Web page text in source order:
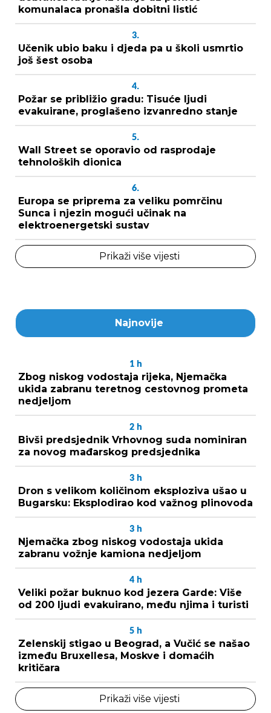
komunalaca pronašla dobitni listić
3.
Učenik ubio baku i djeda pa u školi usmrtio
još šest osoba
4.
Požar se približio gradu: Tisuće ljudi
evakuirane, proglašeno izvanredno stanje
5.
Wall Street se oporavio od rasprodaje
tehnoloških dionica
6.
Europa se priprema za veliku pomrčinu
Sunca i njezin mogući učinak na
elektroenergetski sustav
Prikaži više vijesti
Najnovije
1 h
Zbog niskog vodostaja rijeka, Njemačka
ukida zabranu teretnog cestovnog prometa
nedjeljom
2 h
Bivši predsjednik Vrhovnog suda nominiran
za novog mađarskog predsjednika
3 h
Dron s velikom količinom eksploziva ušao u
Bugarsku: Eksplodirao kod važnog plinovoda
3 h
Njemačka zbog niskog vodostaja ukida
zabranu vožnje kamiona nedjeljom
4 h
Veliki požar buknuo kod jezera Garde: Više
od 200 ljudi evakuirano, među njima i turisti
5 h
Zelenskij stigao u Beograd, a Vučić se našao
između Bruxellesa, Moskve i domaćih
kritičara
Prikaži više vijesti